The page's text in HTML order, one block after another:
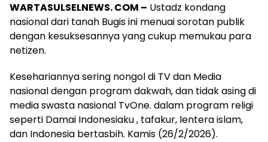
WARTASULSELNEWS. COM – Ustadz kondang
nasional dari tanah Bugis ini menuai sorotan publik
dengan kesuksesannya yang cukup memukau para
netizen.
Kesehariannya sering nongol di TV dan Media
nasional dengan program dakwah, dan tidak asing di
media swasta nasional TvOne. dalam program religi
seperti Damai Indonesiaku , tafakur, lentera islam,
dan Indonesia bertasbih. Kamis (26/2/2026).